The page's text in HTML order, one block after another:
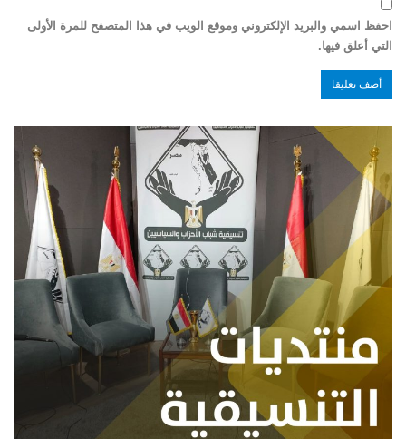
احفظ اسمي والبريد الإلكتروني وموقع الويب في هذا المتصفح للمرة الأولى
التي أعلق فيها.